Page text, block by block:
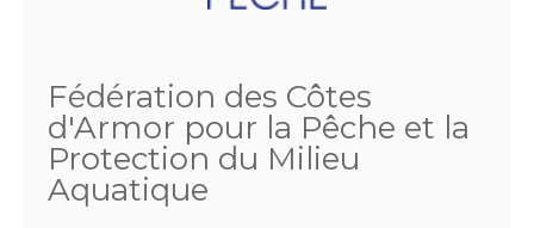
Fédération des Côtes
d'Armor pour la Pêche et la
Protection du Milieu
Aquatique